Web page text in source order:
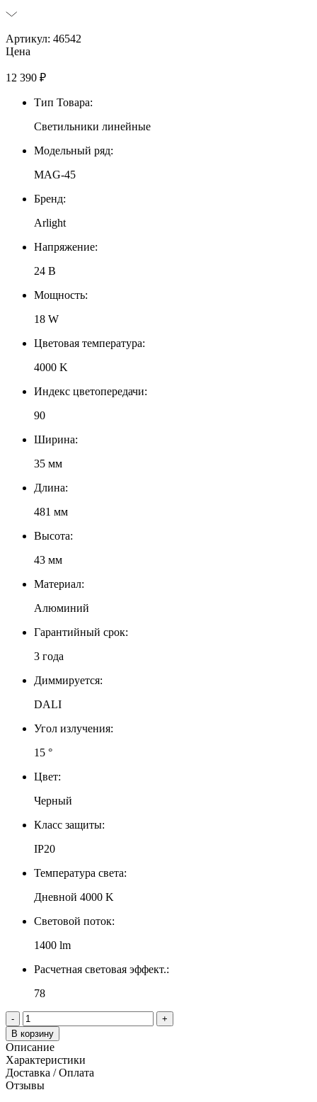
Артикул: 46542
Цена
12 390 ₽
Тип Товара:
Светильники линейные
Модельный ряд:
MAG-45
Бренд:
Arlight
Напряжение:
24 В
Мощность:
18 W
Цветовая температура:
4000 K
Индекс цветопередачи:
90
Ширина:
35 мм
Длина:
481 мм
Высота:
43 мм
Материал:
Алюминий
Гарантийный срок:
3 года
Диммируется:
DALI
Угол излучения:
15 °
Цвет:
Черный
Класс защиты:
IP20
Температура света:
Дневной 4000 K
Световой поток:
1400 lm
Расчетная световая эффект.:
78
-
+
В корзину
Описание
Характеристики
Доставка / Оплата
Отзывы